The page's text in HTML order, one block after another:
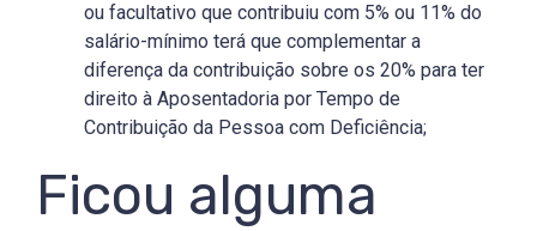
ou facultativo que contribuiu com 5% ou 11% do
salário-mínimo terá que complementar a
diferença da contribuição sobre os 20% para ter
direito à Aposentadoria por Tempo de
Contribuição da Pessoa com Deficiência;
Ficou alguma